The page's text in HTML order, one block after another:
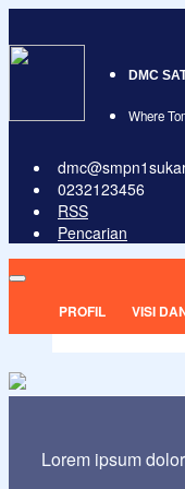
DMC
Where
0232123456
RSS
Pencarian
PROFIL VISI
Lorem ipsum